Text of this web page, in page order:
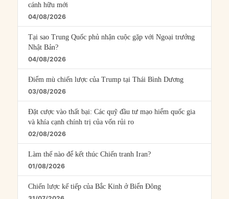
cánh hữu mới
04/08/2026
Tại sao Trung Quốc phủ nhận cuộc gặp với Ngoại trưởng
Nhật Bản?
04/08/2026
Điểm mù chiến lược của Trump tại Thái Bình Dương
03/08/2026
Đặt cược vào thất bại: Các quỹ đầu tư mạo hiểm quốc gia
và khía cạnh chính trị của vốn rủi ro
02/08/2026
Làm thế nào để kết thúc Chiến tranh Iran?
01/08/2026
Chiến lược kế tiếp của Bắc Kinh ở Biển Đông